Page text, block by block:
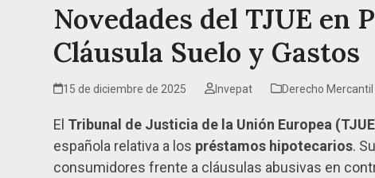
Novedades del TJUE en
Cláusula Suelo y Gastos
15 de diciembre de 2025 Invepat Derecho Mercantil
El Tribunal de Justicia de la Unión Europea
española relativa a los préstamos hipotecarios.
consumidores frente a cláusulas abusivas en